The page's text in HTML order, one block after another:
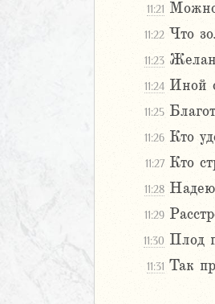
11:21 Можно
11:22 Что
11:23
11:24 Иной
11:25
11:26 Кто
11:27 Кто
11:28
11:29
11:30 Плод
11:31 Так